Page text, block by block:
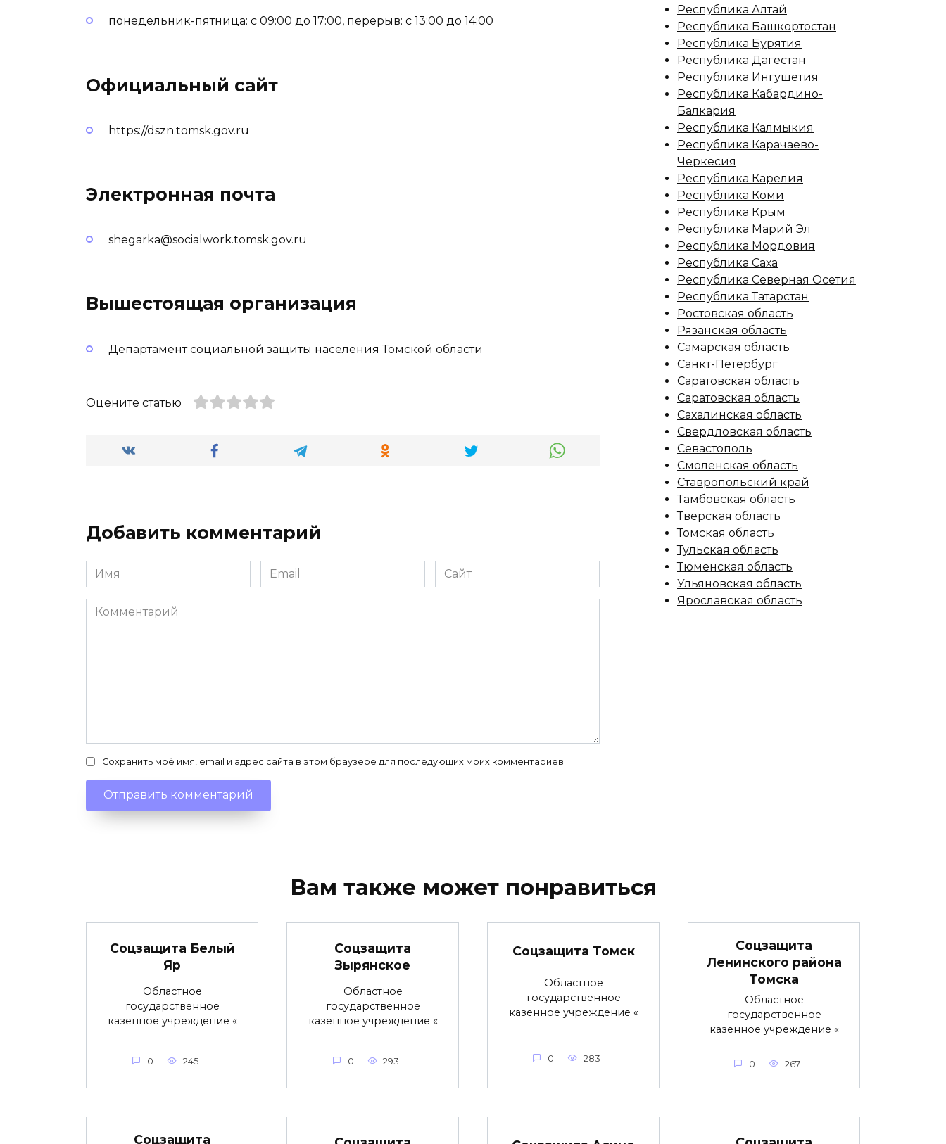
понедельник-пятница: с 09:00 до 17:00, перерыв: с 13:00 до 14:00
Официальный сайт
https://dszn.tomsk.gov.ru
Электронная почта
shegarka@socialwork.tomsk.gov.ru
Вышестоящая организация
Департамент социальной защиты населения Томской области
Оцените статью
Добавить комментарий
Имя
*
Email
*
Сайт
Комментарий
Сохранить моё имя, email и адрес сайта в этом браузере для последующих моих комментариев.
Республика Алтай
Республика Башкортостан
Республика Бурятия
Республика Дагестан
Республика Ингушетия
Республика Кабардино-
Балкария
Республика Калмыкия
Республика Карачаево-
Черкесия
Республика Карелия
Республика Коми
Республика Крым
Республика Марий Эл
Республика Мордовия
Республика Саха
Республика Северная Осетия
Республика Татарстан
Ростовская область
Рязанская область
Самарская область
Санкт-Петербург
Саратовская область
Саратовская область
Сахалинская область
Свердловская область
Севастополь
Смоленская область
Ставропольский край
Тамбовская область
Тверская область
Томская область
Тульская область
Тюменская область
Ульяновская область
Ярославская область
Вам также может понравиться
Соцзащита Белый
Яр
Областное
государственное
казенное учреждение «
0 245
Соцзащита
Зырянское
Областное
государственное
казенное учреждение «
0 293
Соцзащита Томск
Областное
государственное
казенное учреждение «
0 283
Соцзащита
Ленинского района
Томска
Областное
государственное
казенное учреждение «
0 267
Соцзащита